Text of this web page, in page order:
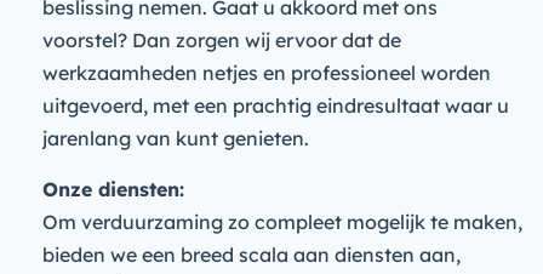
beslissing nemen. Gaat u akkoord met ons
voorstel? Dan zorgen wij ervoor dat de
werkzaamheden netjes en professioneel worden
uitgevoerd, met een prachtig eindresultaat waar u
jarenlang van kunt genieten.
Onze diensten:
Om verduurzaming zo compleet mogelijk te maken,
bieden we een breed scala aan diensten aan,